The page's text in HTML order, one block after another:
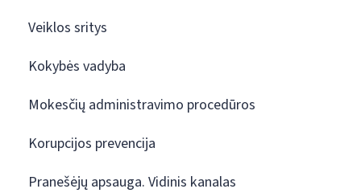
Veiklos sritys
Kokybės vadyba
Mokesčių administravimo procedūros
Korupcijos prevencija
Pranešėjų apsauga. Vidinis kanalas